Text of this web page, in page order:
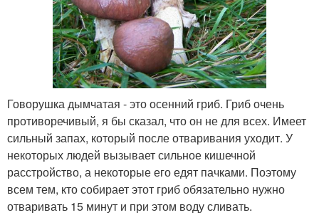
Говорушка дымчатая - это осенний гриб. Гриб очень
противоречивый, я бы сказал, что он не для всех. Имеет
сильный запах, который после отваривания уходит. У
некоторых людей вызывает сильное кишечной
расстройство, а некоторые его едят пачками. Поэтому
всем тем, кто собирает этот гриб обязательно нужно
отваривать 15 минут и при этом воду сливать.